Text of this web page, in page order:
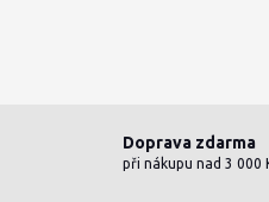
Doprava zdarma
při nákupu nad 3 000